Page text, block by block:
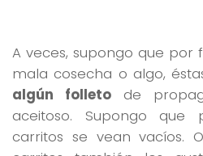
A veces, supongo que por
mala cosecha o algo,
algún folleto de
aceitoso. Supongo
carritos se vean vacíos.